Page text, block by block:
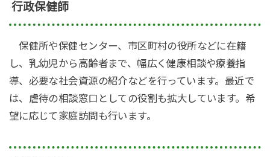
行政保健師
保健所や保健センター、市区町村の役所などに在籍
し、乳幼児から高齢者まで、幅広く健康相談や療養指
導、必要な社会資源の紹介などを行っています。最近で
は、虐待の相談窓口としての役割も拡大しています。希
望に応じて家庭訪問も行います。